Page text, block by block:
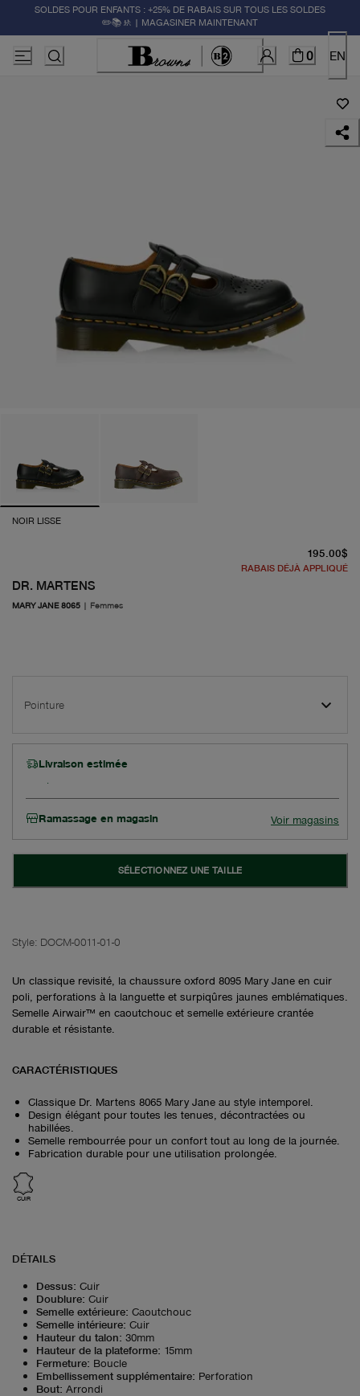
SOLDES POUR ENFANTS : +25% DE RABAIS SUR TOUS LES SOLDES
✏️📚🚸 | MAGASINER MAINTENANT
0 EN
NOIR LISSE
DR. MARTENS
MARY JANE 8065 | Femmes
195.00$
RABAIS DÉJÀ APPLIQUÉ
Pointure
Livraison estimée
Ramassage en magasin Voir magasins
SÉLECTIONNEZ UNE TAILLE
Style: DOCM-0011-01-0
Un classique revisité, la chaussure oxford 8095 Mary Jane en cuir
poli, perforations à la languette et surpiqûres jaunes emblématiques.
Semelle Airwair™ en caoutchouc et semelle extérieure crantée
durable et résistante.
CARACTÉRISTIQUES
Classique Dr. Martens 8065 Mary Jane au style intemporel.
Design élégant pour toutes les tenues, décontractées ou
habillées.
Semelle rembourrée pour un confort tout au long de la journée.
Fabrication durable pour une utilisation prolongée.
CUIR
DÉTAILS
Dessus: Cuir
Doublure: Cuir
Semelle extérieure: Caoutchouc
Semelle intérieure: Cuir
Hauteur du talon: 30mm
Hauteur de la plateforme: 15mm
Fermeture: Boucle
Embellissement supplémentaire: Perforation
Bout: Arrondi